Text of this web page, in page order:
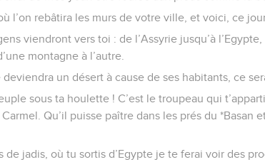
l’on rebâtira les murs de votre ville, et voici, ce
viendront vers toi : de l’Assyrie jusqu’à
montagne à l’autre.
un désert à cause de ses habitants, ce
sous ta houlette ! C’est le troupeau qui
Qu’il puisse paître dans les prés du *Basan
de jadis, où tu sortis d’Egypte je te ferai voir des